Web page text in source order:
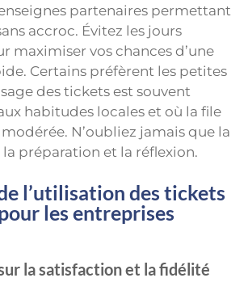
partenaires permettant
accroc. Évitez les jours
maximiser vos chances d’une
Certains préfèrent les petites
des tickets est souvent
habitudes locales et où la file
N’oubliez jamais que la
préparation et la réflexion.
l’utilisation des tickets
les entreprises
la satisfaction et la fidélité